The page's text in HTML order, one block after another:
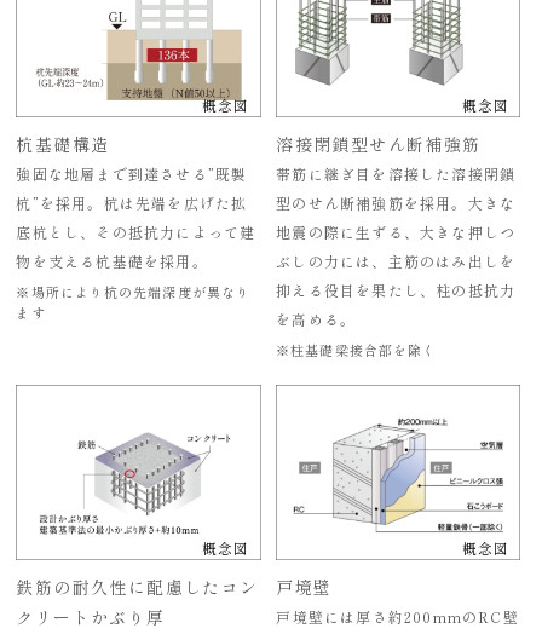
概念図
杭基礎構造
強固な地層まで到達させる”既製
杭”を採用。杭は先端を広げた拡
底杭とし、その抵抗力によって建
物を支える杭基礎を採用。
※場所により杭の先端深度が異なり
ます
概念図
溶接閉鎖型せん断補強筋
帯筋に継ぎ目を溶接した溶接閉鎖
型のせん断補強筋を採用。大きな
地震の際に生ずる、大きな押しつ
ぶしの力には、主筋のはみ出しを
抑える役目を果たし、柱の抵抗力
を高める。
※柱基礎梁接合部を除く
概念図
鉄筋の耐久性に配慮したコン
クリートかぶり厚
概念図
戸境壁
戸境壁には厚さ約200mmのRC壁